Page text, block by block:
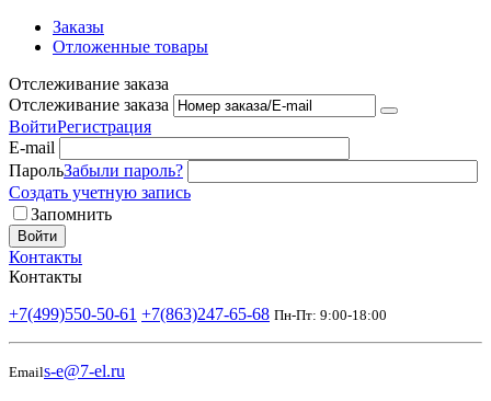
Заказы
Отложенные товары
Отслеживание заказа
Отслеживание заказа
ВойтиРегистрация
E-mail
ПарольЗабыли пароль?
Создать учетную запись
Запомнить
Войти
Контакты
Контакты
+7(499)550-50-61 +7(863)247-65-68 Пн-Пт: 9:00-18:00
Emails-e@7-el.ru